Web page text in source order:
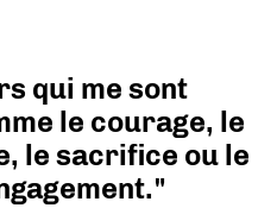
qui me sont
le courage, le
le sacrifice ou le